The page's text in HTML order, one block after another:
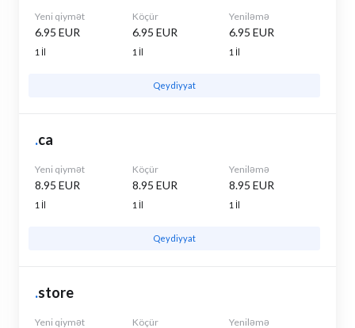
Yeni qiymət
6.95 EUR
1 İl
Köçür
6.95 EUR
1 İl
Yeniləmə
6.95 EUR
1 İl
Qeydiyyat
.ca
Yeni qiymət
8.95 EUR
1 İl
Köçür
8.95 EUR
1 İl
Yeniləmə
8.95 EUR
1 İl
Qeydiyyat
.store
Yeni qiymət Köçür Yeniləmə